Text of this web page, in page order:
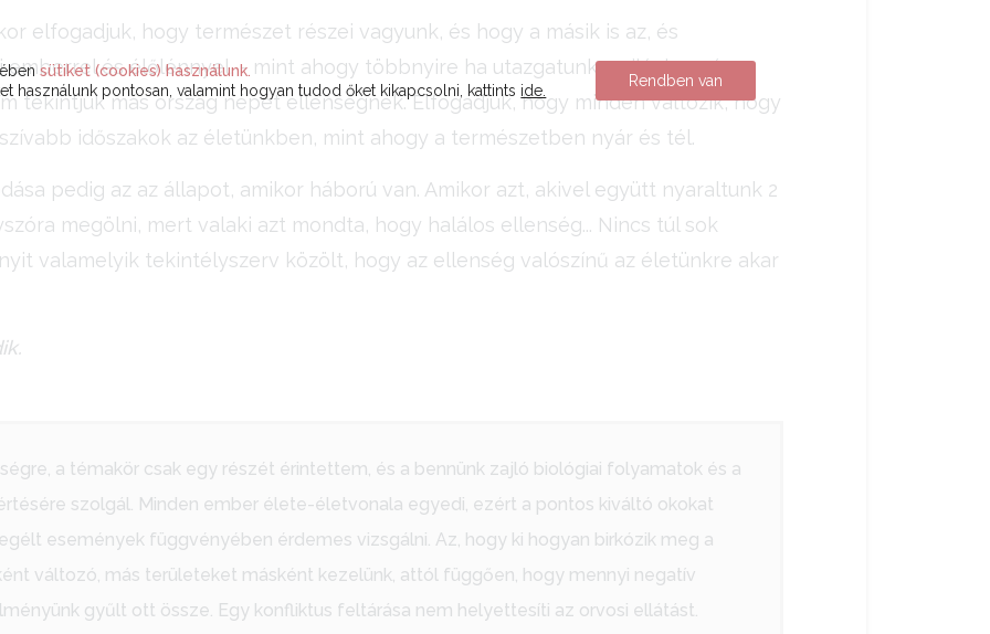
elfogadjuk, hogy természet részei vagyunk, és hogy a másik is az, és
és élőlénnyel, - mint ahogy többnyire ha utazgatunk a világban, és
tekintjük más ország népét ellenségnek. Elfogadjuk, hogy minden változik, hogy
időszakok az életünkben, mint ahogy a természetben nyár és tél.
pedig az az állapot, amikor háború van. Amikor azt, akivel együtt nyaraltunk 2
megölni, mert valaki azt mondta, hogy halálos ellenség... Nincs túl sok
valamelyik tekintélyszerv közölt, hogy az ellenség valószínű az életünkre akar
a témakör csak egy részét érintettem, és a bennünk zajló biológiai folyamatok és a
szolgál. Minden ember élete-életvonala egyedi, ezért a pontos kiváltó okokat
események függvényében érdemes vizsgálni. Az, hogy ki hogyan birkózik meg a
változó, más területeket másként kezelünk, attól függően, hogy mennyi negatív
gyűlt ott össze. Egy konfliktus feltárása nem helyettesíti az orvosi ellátást.
sütiket (cookies) használunk.
használunk pontosan, valamint hogyan tudod őket kikapcsolni, kattints ide.
Rendben van